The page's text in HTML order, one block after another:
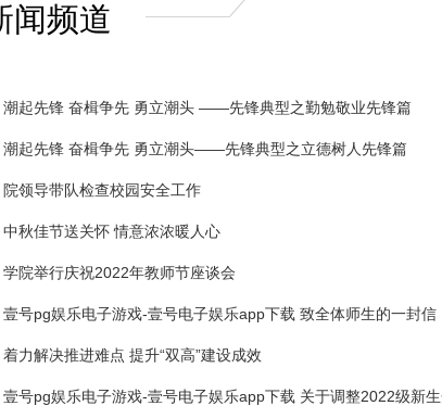
闻频道
潮起先锋 奋楫争先 勇立潮头 ——先锋典型之勤勉敬业先锋篇
潮起先锋 奋楫争先 勇立潮头——先锋典型之立德树人先锋篇
院领导带队检查校园安全工作
中秋佳节送关怀 情意浓浓暖人心
学院举行庆祝2022年教师节座谈会
壹号pg娱乐电子游戏-壹号电子娱乐app下载 致全体师生的一封信
着力解决推进难点 提升“双高”建设成效
壹号pg娱乐电子游戏-壹号电子娱乐app下载 关于调整2022级新